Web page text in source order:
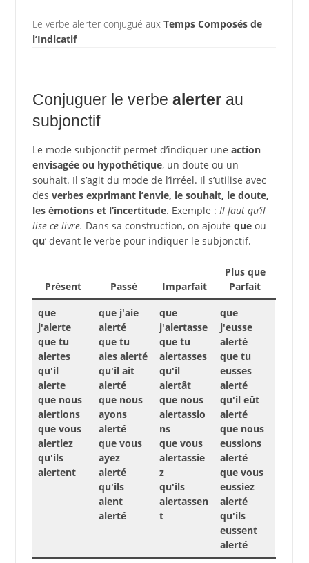
Le verbe alerter conjugué aux Temps Composés de
l’Indicatif
Conjuguer le verbe alerterau
subjonctif
Le mode subjonctif permet d’indiquer une action
envisagée ou hypothétique, un doute ou un
souhait. Il s’agit du mode de l’irréel. Il s’utilise avec
des verbes exprimant l’envie, le souhait, le doute,
les émotions et l’incertitude. Exemple : Il faut qu’il
lise ce livre. Dans sa construction, on ajoute queou
qu‘ devant le verbe pour indiquer le subjonctif.
Présent Passé Imparfait
Plus que
Parfait
que
j'alerte
que tu
alertes
qu'il
alerte
que nous
alertions
que vous
alertiez
qu'ils
alertent
que j'aie
alerté
que tu
aies alerté
qu'il ait
alerté
que nous
ayons
alerté
que vous
ayez
alerté
qu'ils
aient
alerté
que
j'alertasse
que tu
alertasses
qu'il
alertât
que nous
alertassio
ns
que vous
alertassie
z
qu'ils
alertassen
t
que
j'eusse
alerté
que tu
eusses
alerté
qu'il eût
alerté
que nous
eussions
alerté
que vous
eussiez
alerté
qu'ils
eussent
alerté